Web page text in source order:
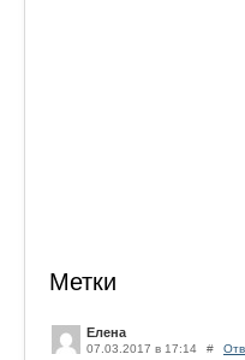
Метки
Елена
07.03.2017 в 17:14 #